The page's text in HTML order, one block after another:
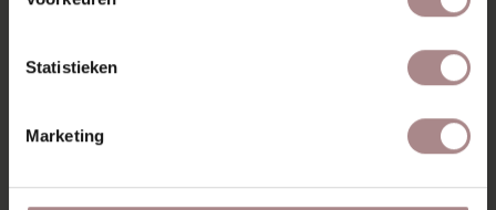
Statistieken
Marketing